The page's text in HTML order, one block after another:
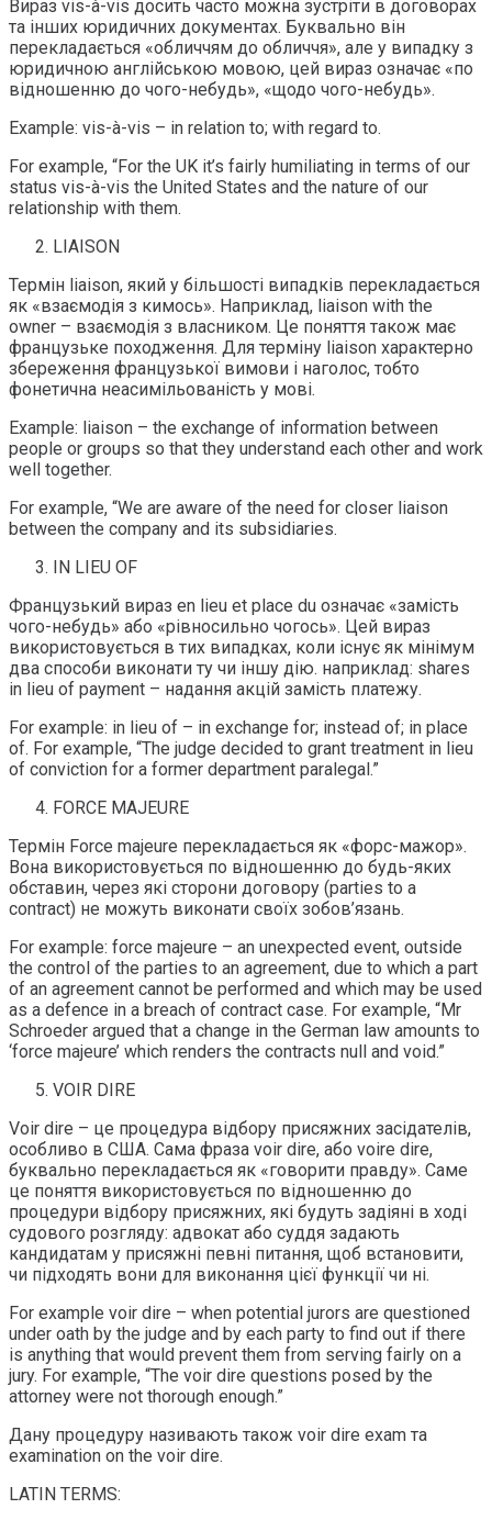
Вираз vis-à-vis досить часто можна зустріти в договорах
та інших юридичних документах. Буквально він
перекладається «обличчям до обличчя», але у випадку з
юридичною англійською мовою, цей вираз означає «по
відношенню до чого-небудь», «щодо чого-небудь».
Example: vis-à-vis – in relation to; with regard to.
For example, “For the UK it’s fairly humiliating in terms of our
status vis-à-vis the United States and the nature of our
relationship with them.
LIAISON
Термін liaison, який у більшості випадків перекладається
як «взаємодія з кимось». Наприклад, liaison with the
owner – взаємодія з власником. Це поняття також має
французьке походження. Для терміну liaison характерно
збереження французької вимови і наголос, тобто
фонетична неасимільованість у мові.
Example: liaison – the exchange of information between
people or groups so that they understand each other and work
well together.
For example, “We are aware of the need for closer liaison
between the company and its subsidiaries.
IN LIEU OF
Французький вираз en lieu et place du означає «замість
чого-небудь» або «рівносильно чогось». Цей вираз
використовується в тих випадках, коли існує як мінімум
два способи виконати ту чи іншу дію. наприклад: shares
in lieu of payment – надання акцій замість платежу.
For example: in lieu of – in exchange for; instead of; in place
of. For example, “The judge decided to grant treatment in lieu
of conviction for a former department paralegal.”
FORCE MAJEURE
Термін Force majeure перекладається як «форс-мажор».
Вона використовується по відношенню до будь-яких
обставин, через які сторони договору (parties to a
contract) не можуть виконати своїх зобов’язань.
For example: force majeure – an unexpected event, outside
the control of the parties to an agreement, due to which a part
of an agreement cannot be performed and which may be used
as a defence in a breach of contract case. For example, “Mr
Schroeder argued that a change in the German law amounts to
‘force majeure’ which renders the contracts null and void.”
VOIR DIRE
Voir dire – це процедура відбору присяжних засідателів,
особливо в США. Сама фраза voir dire, або voire dire,
буквально перекладається як «говорити правду». Саме
це поняття використовується по відношенню до
процедури відбору присяжних, які будуть задіяні в ході
судового розгляду: адвокат або суддя задають
кандидатам у присяжні певні питання, щоб встановити,
чи підходять вони для виконання цієї функції чи ні.
For example voir dire – when potential jurors are questioned
under oath by the judge and by each party to find out if there
is anything that would prevent them from serving fairly on a
jury. For example, “The voir dire questions posed by the
attorney were not thorough enough.”
Дану процедуру називають також voir dire exam та
examination on the voir dire.
LATIN TERMS: